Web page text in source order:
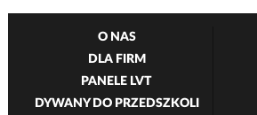
O NAS
DLA FIRM
PANELE LVT
DYWANY DO PRZEDSZKOLI